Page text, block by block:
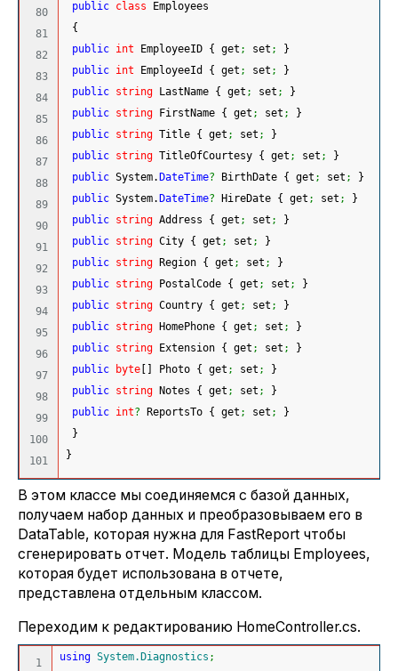
80
81
82
83
84
85
86
87
88
89
90
91
92
93
94
95
96
97
98
99
100
public class Employees
{
public int EmployeeID { get ; set ;
}
public int EmployeeId { get ; set ;
}
public string LastName { get ; set ;
}
public string FirstName { get ; set ;
}
public string Title { get ; set ;
}
public string TitleOfCourtesy { get ; set ;
}
public System. DateTime? BirthDate { get ; set ;
}
public System. DateTime? HireDate { get ; set ;
}
public string Address { get ; set ;
}
public string City { get ; set ;
}
public string Region { get ; set ;
}
public string PostalCode { get ; set ;
}
public string Country { get ; set ;
}
public string HomePhone { get ; set ;
}
public string Extension { get ; set ;
}
public
byte Photo { get ; set ;
}
public string Notes { get ; set ;
}
public int? ReportsTo { get ; set ;
}
}
}
В этом классе мы соединяемся с базой данных,
получаем набор данных и преобразовываем его в
DataTable, которая нужна для FastReport чтобы
сгенерировать отчет. Модель таблицы Employees,
которая будет использована в отчете,
представлена отдельным классом.
Переходим к редактированию HomeController.cs.
1
using System.Diagnostics ;